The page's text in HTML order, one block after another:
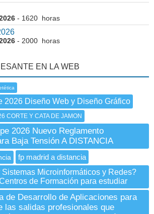
- 1620 horas
- 2000 horas
EN LA WEB
2026 Diseño Web y Diseño Gráfico
CORTE Y CATA DE JAMON
2026 Nuevo Reglamento
Baja Tensión A DISTANCIA
fp madrid a distancia
Microinformáticos y Redes?
de Formación para estudiar
de Desarrollo de Aplicaciones para
las salidas profesionales que